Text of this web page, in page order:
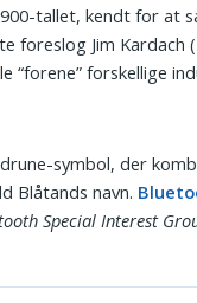
tallet, kendt for at
foreslog Jim Kardach
“forene” forskellige
symbol, der
Blåtands navn.
Special Interest